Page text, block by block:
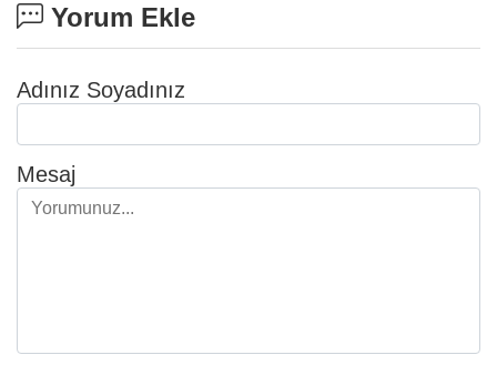
Yorum Ekle
Adınız Soyadınız
Mesaj